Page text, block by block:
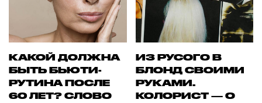
КАКОЙ ДОЛЖНА
БЫТЬ БЬЮТИ-
РУТИНА ПОСЛЕ
60 ЛЕТ? СЛОВО
ИЗ РУСОГО В
БЛОНД СВОИМИ
РУКАМИ.
КОЛОРИСТ — О